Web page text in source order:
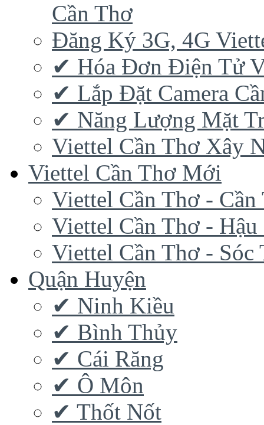
Cần Thơ
Đăng Ký 3G, 4G
✔‎ Hóa Đơn Điện Tử
✔‎ Lắp Đặt Camera
✔‎ Năng Lượng Mặt
Viettel Cần Thơ Xây
Viettel Cần Thơ Mới
Viettel Cần Thơ - Cần
Viettel Cần Thơ - Hậu
Viettel Cần Thơ - Sóc
Quận Huyện
✔ Ninh Kiều
✔ Bình Thủy
✔ Cái Răng
✔ Ô Môn
✔ Thốt Nốt